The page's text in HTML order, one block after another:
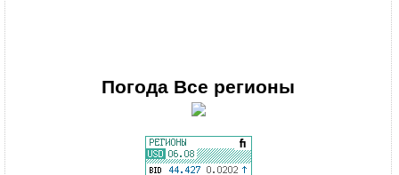
Погода Все регионы